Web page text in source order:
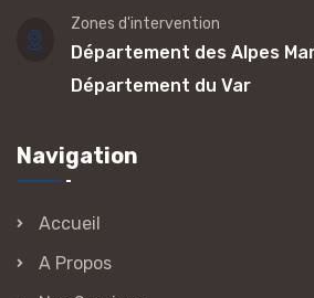
Zones d'intervention
Département des Alpes
Département du Var
Navigation
Accueil
A Propos